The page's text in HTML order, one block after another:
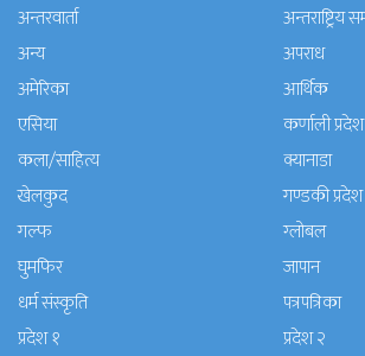
अन्तरवार्ता
अन्तराष्ट्रिय
अन्य
अपराध
अमेरिका
आर्थिक
एसिया
कर्णाली प्रदेश
कला/साहित्य
क्यानाडा
खेलकुद
गण्डकी प्रदेश
गल्फ
ग्लोबल
घुमफिर
जापान
धर्म संस्कृति
पत्रपत्रिका
प्रदेश १
प्रदेश २